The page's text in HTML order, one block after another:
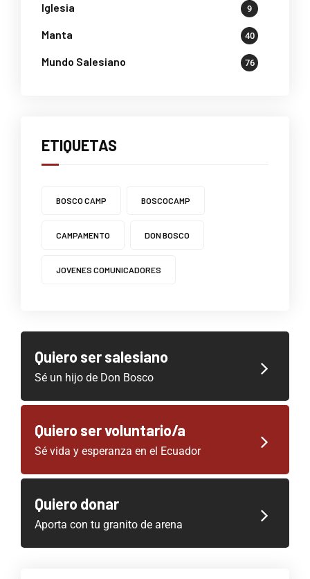
Iglesia 9
Manta 40
Mundo Salesiano 76
ETIQUETAS
BOSCO CAMP BOSCOCAMP
CAMPAMENTO DON BOSCO
JOVENES COMUNICADORES
Quiero ser salesiano
Sé un hijo de Don Bosco
Quiero ser voluntario/a
Sé vida y esperanza en el Ecuador
Quiero donar
Aporta con tu granito de arena